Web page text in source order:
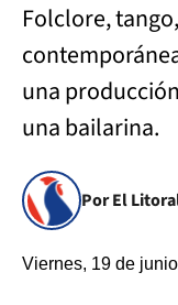
Folclore,
una
una bailarina.
Por El
Viernes, 19 de